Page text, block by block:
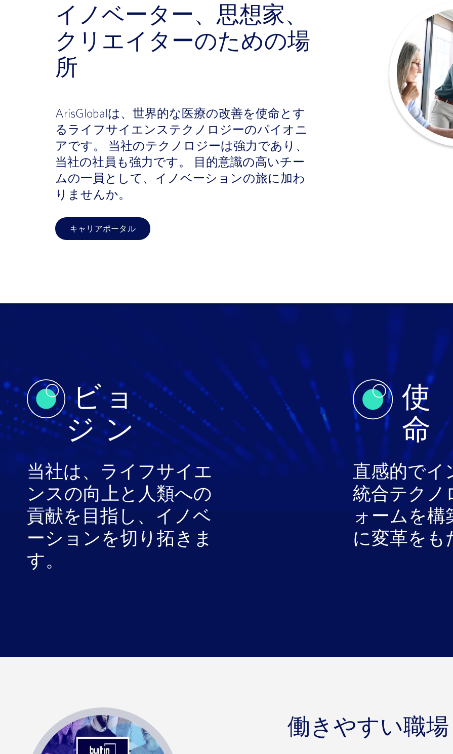
イノベーター、思想家、
クリエイターのための場
所
ArisGlobalは、世界的な医療の改善を使命とす
るライフサイエンステクノロジーのパイオニ
アです。 当社のテクノロジーは強力であり、
当社の社員も強力です。 目的意識の高いチー
ムの一員として、イノベーションの旅に加わ
りませんか。
キャリアポータル
ビ
ジ
ョ
ン
当社は、ライフサイエ
ンスの向上と人類への
貢献を目指し、イノベ
ーションを切り拓きま
す。
使
命
直感的でイ
統合テクノ
ォームを構
に変革をも
働きやすい職場